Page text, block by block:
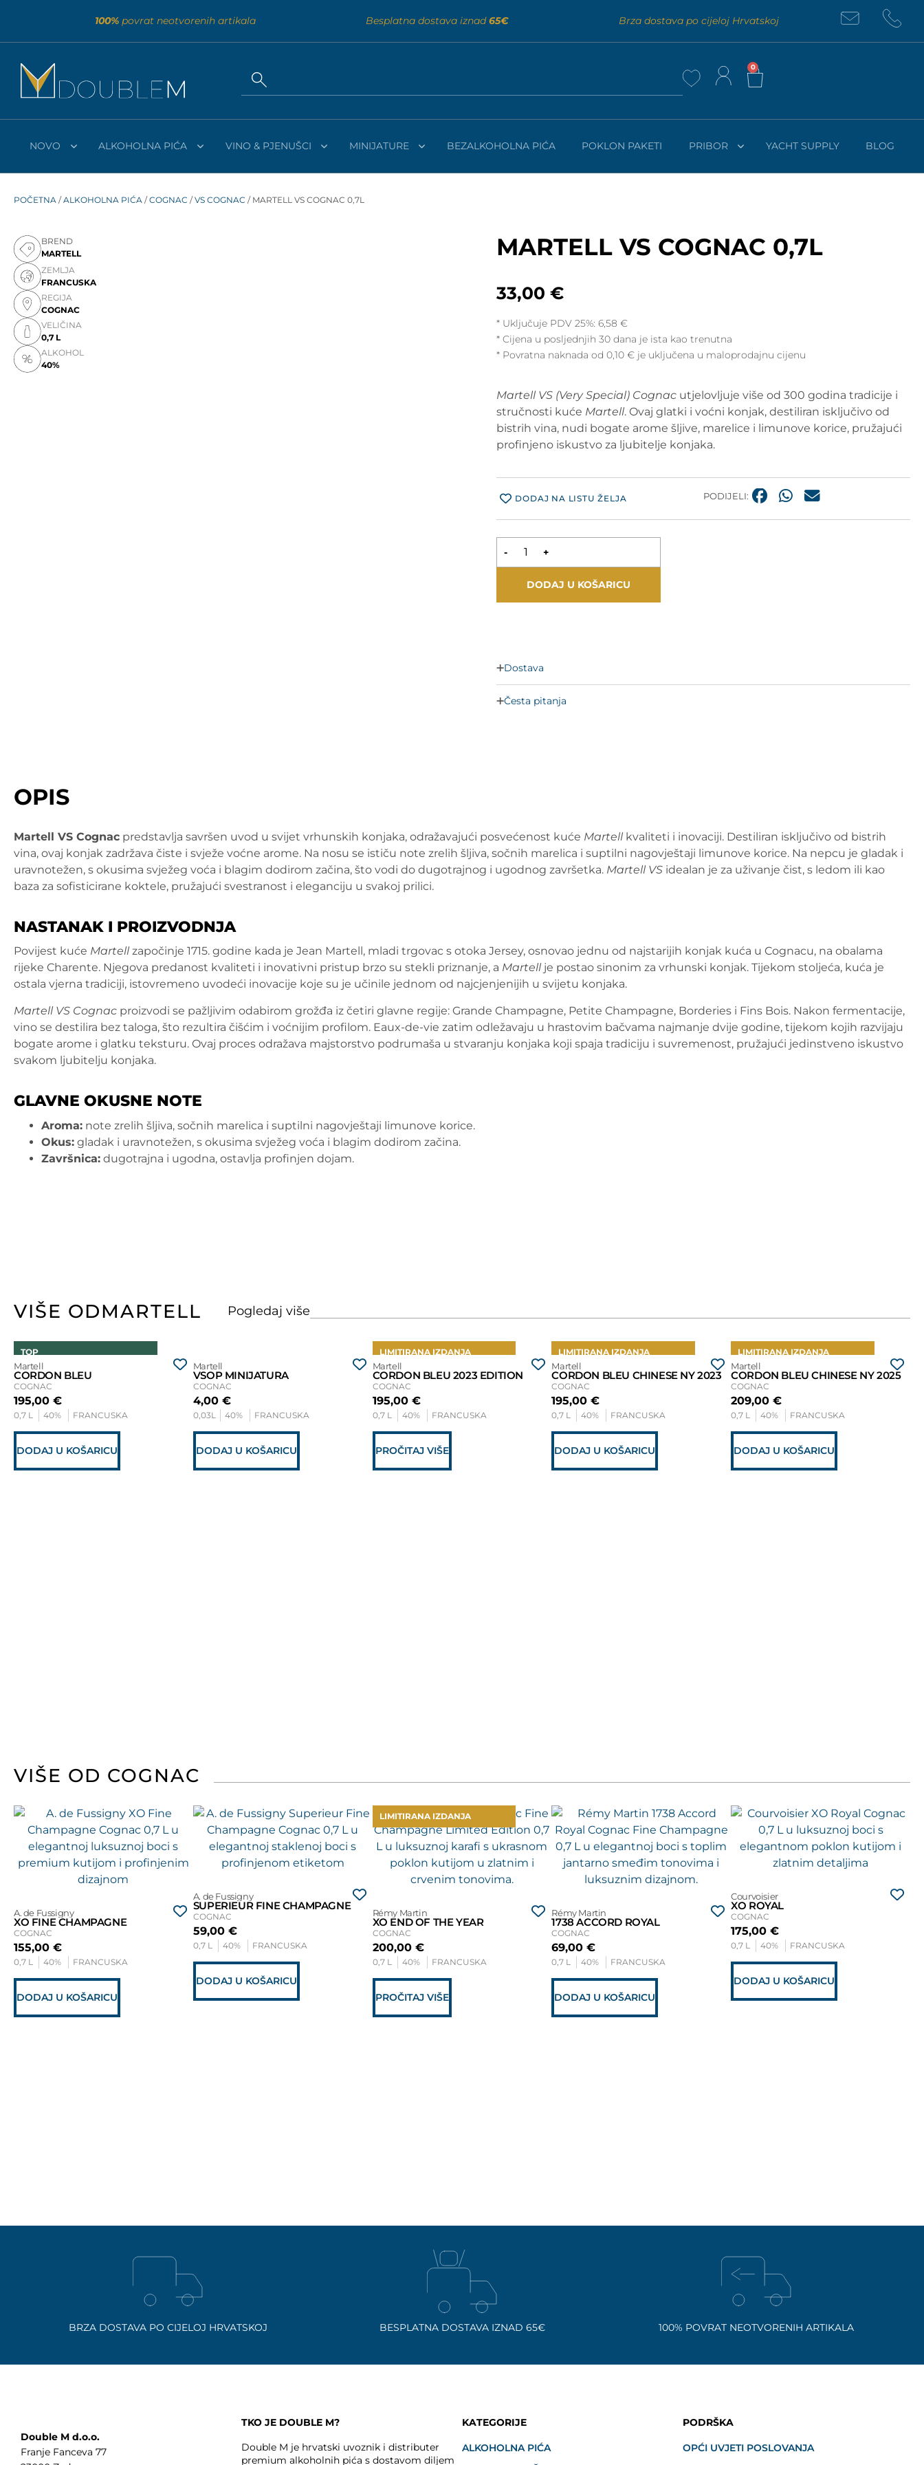
100% povrat neotvorenih artikala Besplatna dostava iznad65€ Brza dostava po cijeloj Hrvatskoj
0
NOVO ALKOHOLNA PIĆA VINO & PJENUŠCI MINIJATURE BEZALKOHOLNA PIĆA POKLON PAKETI PRIBOR YACHT SUPPLY BLOG
POČETNA /ALKOHOLNA PIĆA /COGNAC /VS COGNAC / MARTELL VS COGNAC 0,7L
BREND
MARTELL
ZEMLJA
FRANCUSKA
REGIJA
COGNAC
VELIČINA
0,7 L
ALKOHOL
40%
MARTELL VS COGNAC 0,7L
33,00 €
* Uključuje PDV 25%: 6,58 €
Cijena u posljednjih 30 dana je ista kao trenutna
* Povratna naknada od 0,10 € je uključena u maloprodajnu cijenu
Martell VS (Very Special) Cognacutjelovljuje više od 300 godina tradicije i
stručnosti kuće Martell. Ovaj glatki i voćni konjak, destiliran isključivo od
bistrih vina, nudi bogate arome šljive, marelice i limunove korice, pružajući
profinjeno iskustvo za ljubitelje konjaka.
DODAJ NA LISTU ŽELJA PODIJELI:
- +
DODAJ U KOŠARICU
Dostava
Česta pitanja
OPIS
Martell VS Cognac predstavlja savršen uvod u svijet vrhunskih konjaka, odražavajući posvećenost kuće Martellkvaliteti i inovaciji. Destiliran isključivo od bistrih
vina, ovaj konjak zadržava čiste i svježe voćne arome. Na nosu se ističu note zrelih šljiva, sočnih marelica i suptilni nagovještaji limunove korice. Na nepcu je gladak i
uravnotežen, s okusima svježeg voća i blagim dodirom začina, što vodi do dugotrajnog i ugodnog završetka. Martell VS idealan je za uživanje čist, s ledom ili kao
baza za sofisticirane koktele, pružajući svestranost i eleganciju u svakoj prilici.
NASTANAK I PROIZVODNJA
Povijest kuće Martellzapočinje 1715. godine kada je Jean Martell, mladi trgovac s otoka Jersey, osnovao jednu od najstarijih konjak kuća u Cognacu, na obalama
rijeke Charente. Njegova predanost kvaliteti i inovativni pristup brzo su stekli priznanje, a Martellje postao sinonim za vrhunski konjak. Tijekom stoljeća, kuća je
ostala vjerna tradiciji, istovremeno uvodeći inovacije koje su je učinile jednom od najcjenjenijih u svijetu konjaka.
Martell VS Cognac proizvodi se pažljivim odabirom grožđa iz četiri glavne regije: Grande Champagne, Petite Champagne, Borderies i Fins Bois. Nakon fermentacije,
vino se destilira bez taloga, što rezultira čišćim i voćnijim profilom. Eaux-de-vie zatim odležavaju u hrastovim bačvama najmanje dvije godine, tijekom kojih razvijaju
bogate arome i glatku teksturu. Ovaj proces odražava majstorstvo podrumaša u stvaranju konjaka koji spaja tradiciju i suvremenost, pružajući jedinstveno iskustvo
svakom ljubitelju konjaka.
GLAVNE OKUSNE NOTE
Aroma: note zrelih šljiva, sočnih marelica i suptilni nagovještaji limunove korice.
Okus: gladak i uravnotežen, s okusima svježeg voća i blagim dodirom začina.
Završnica: dugotrajna i ugodna, ostavlja profinjen dojam.
VIŠE ODMARTELL
TOP
Martell
CORDON BLEU
COGNAC
195,00 €
0,7 L 40% FRANCUSKA
DODAJ U KOŠARICU
Martell
VSOP MINIJATURA
COGNAC
4,00 €
0,03L 40% FRANCUSKA
DODAJ U KOŠARICU
LIMITIRANA IZDANJA
Martell
CORDON BLEU 2023 EDITION
COGNAC
195,00 €
0,7 L 40% FRANCUSKA
PROČITAJ VIŠE
LIMITIRANA IZDANJA
Martell
CORDON BLEU CHINESE NY 2023
COGNAC
195,00€
0,7 L 40% FRANCUSKA
DODAJ U KOŠARICU
LIMITIRANA IZDANJA
Martell
CORDON BLEU CHINESE NY 2025
COGNAC
209,00€
0,7 L 40% FRANCUSKA
DODAJ U KOŠARICU
VIŠE OD COGNAC
A. de Fussigny
XO FINE CHAMPAGNE
COGNAC
155,00 €
0,7 L 40% FRANCUSKA
DODAJ U KOŠARICU
A. de Fussigny
SUPERIEUR FINE CHAMPAGNE
COGNAC
59,00 €
0,7 L 40% FRANCUSKA
DODAJ U KOŠARICU
LIMITIRANA IZDANJA
Rémy Martin
XO END OF THE YEAR
COGNAC
200,00 €
0,7 L 40% FRANCUSKA
PROČITAJ VIŠE
Rémy Martin
1738 ACCORD ROYAL
COGNAC
69,00€
0,7 L 40% FRANCUSKA
DODAJ U KOŠARICU
Courvoisier
XO ROYAL
COGNAC
175,00€
0,7 L 40% FRANCUSKA
DODAJ U KOŠARICU
BRZA DOSTAVA PO CIJELOJ HRVATSKOJ BESPLATNA DOSTAVA IZNAD 65€ 100% POVRAT NEOTVORENIH ARTIKALA
Double M d.o.o.
Franje Fanceva 77
TKO JE DOUBLE M?
Double M je hrvatski uvoznik i distributer
premium alkoholnih pića s dostavom diljem
KATEGORIJE
ALKOHOLNA PIĆA
PODRŠKA
OPĆI UVJETI POSLOVANJA